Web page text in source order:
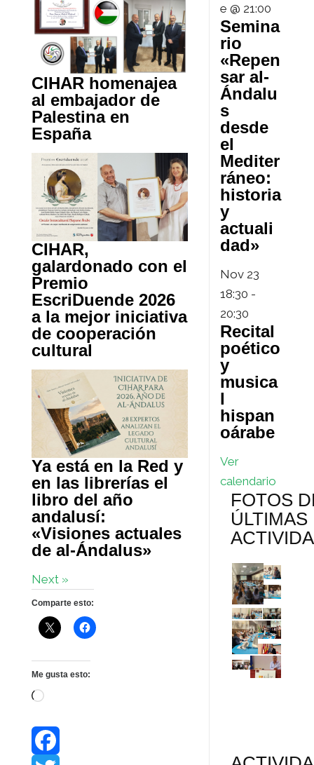
CIHAR homenajea
al embajador de
Palestina en
España
CIHAR,
galardonado con el
Premio
EscriDuende 2026
a la mejor iniciativa
de cooperación
cultural
Ya está en la Red y
en las librerías el
libro del año
andalusí:
«Visiones actuales
de al-Ándalus»
Next »
Comparte esto:
Me gusta esto:
Cargando...
e @ 21:00
Semina
rio
«Repen
sar al-
Ándalu
s
desde
el
Mediter
ráneo:
historia
y
actuali
dad»
Nov 23
18:30 -
20:30
Recital
poético
y
musica
l
hispan
oárabe
Ver
calendario
FOTOS
ÚLTIMAS